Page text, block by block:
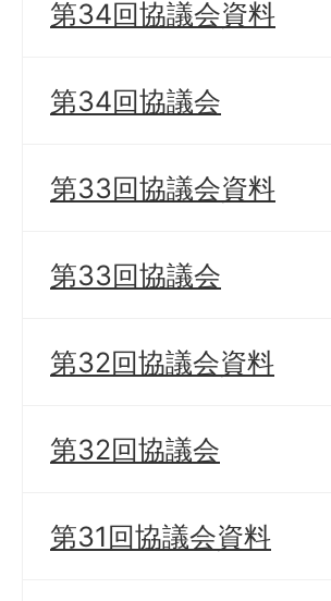
第34回協議会資料
第34回協議会
第33回協議会資料
第33回協議会
第32回協議会資料
第32回協議会
第31回協議会資料